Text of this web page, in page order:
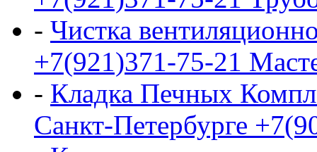
- Чистка
+7(921)371-75-21
- Кладка Печных
Санкт-Петербурге